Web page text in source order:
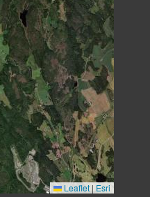
Leaflet | Esri